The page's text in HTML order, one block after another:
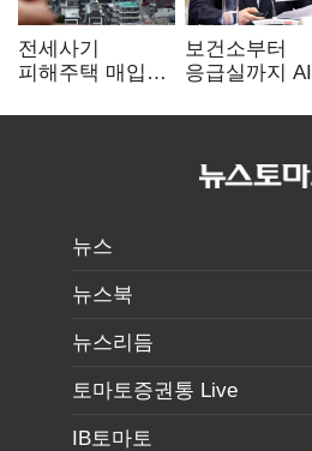
전세사기
피해주택 매입
누적 피해자
보건소부터
응급실까지 AI
혁신 본격화
뉴스
뉴스북
뉴스리듬
토마토증권통 Live
IB토마토